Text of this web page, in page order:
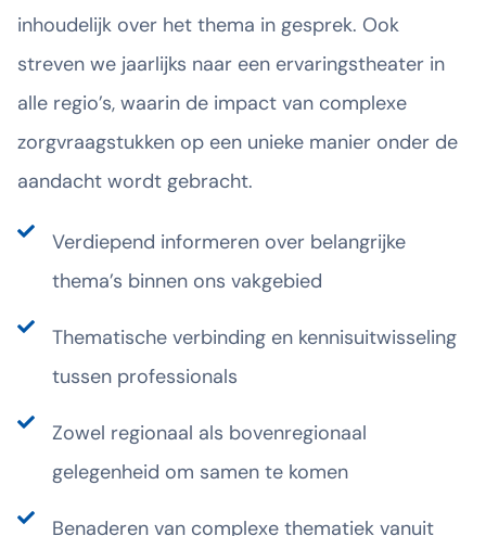
inhoudelijk over het thema in gesprek. Ook
streven we jaarlijks naar een ervaringstheater in
alle regio’s, waarin de impact van complexe
zorgvraagstukken op een unieke manier onder de
aandacht wordt gebracht.
Verdiepend informeren over belangrijke
thema’s binnen ons vakgebied
Thematische verbinding en kennisuitwisseling
tussen professionals
Zowel regionaal als bovenregionaal
gelegenheid om samen te komen
Benaderen van complexe thematiek vanuit